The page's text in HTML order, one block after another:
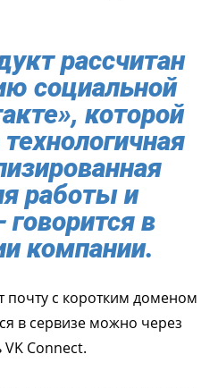
рассчитан
социальной
которой
работы и
в
компании.
почту с коротким доменом
в сервизе можно через
Connect.